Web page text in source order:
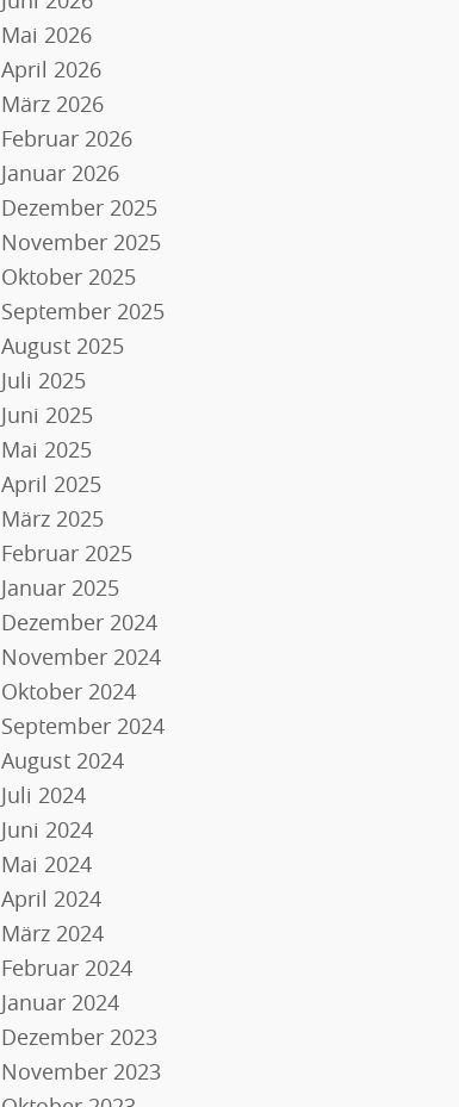
Mai 2026
April 2026
März 2026
Februar 2026
Januar 2026
Dezember 2025
November 2025
Oktober 2025
September 2025
August 2025
Juli 2025
Juni 2025
Mai 2025
April 2025
März 2025
Februar 2025
Januar 2025
Dezember 2024
November 2024
Oktober 2024
September 2024
August 2024
Juli 2024
Juni 2024
Mai 2024
April 2024
März 2024
Februar 2024
Januar 2024
Dezember 2023
November 2023